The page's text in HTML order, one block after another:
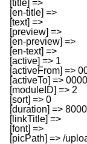
    [title] =>
    [en-title] =>
    [text] =>
    [preview] =>
    [en-preview] =>
    [en-text] =>
    [active] => 1
[activeFrom] =>
[activeTo] =>
    [moduleID] => 2
    [sort] => 0
    [duration] => 8000
    [linkTitle] =>
    [font] =>
[picPath] => /